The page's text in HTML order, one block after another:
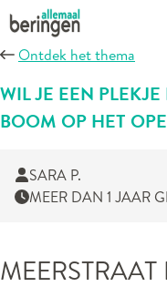
Ontdek het thema
WIL JE EEN
BOOM OP HET
SARA P.
MEER DAN 1 JAAR